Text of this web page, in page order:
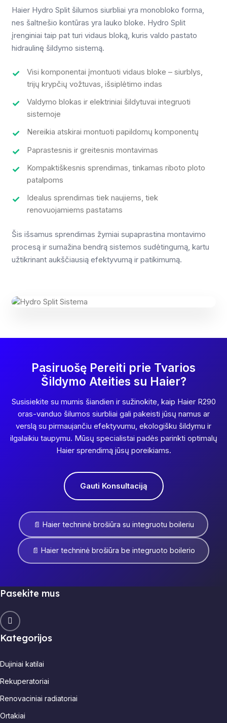
Haier Hydro Split šilumos siurbliai yra monobloko forma,
nes šaltnešio kontūras yra lauko bloke. Hydro Split
įrenginiai taip pat turi vidaus bloką, kuris valdo pastato
hidraulinę šildymo sistemą.
Visi komponentai įmontuoti vidaus bloke – siurblys,
trijų krypčių vožtuvas, išsiplėtimo indas
Valdymo blokas ir elektriniai šildytuvai integruoti
sistemoje
Nereikia atskirai montuoti papildomų komponentų
Paprastesnis ir greitesnis montavimas
Kompaktiškesnis sprendimas, tinkamas riboto ploto
patalpoms
Idealus sprendimas tiek naujiems, tiek
renovuojamiems pastatams
Šis išsamus sprendimas žymiai supaprastina montavimo
procesą ir sumažina bendrą sistemos sudėtingumą, kartu
užtikrinant aukščiausią efektyvumą ir patikimumą.
Pasiruošę Pereiti prie Tvarios
Šildymo Ateities su Haier?
Susisiekite su mumis šiandien ir sužinokite, kaip Haier R290
oras-vanduo šilumos siurbliai gali pakeisti jūsų namus ar
verslą su pirmaujančiu efektyvumu, ekologišku šildymu ir
ilgalaikiu taupymu. Mūsų specialistai padės parinkti optimalų
Haier sprendimą jūsų poreikiams.
Gauti Konsultaciją
📄 Haier techninė brošiūra su integruotu boileriu
📄 Haier techninė brošiūra be integruoto boilerio
Pasekite mus
Kategorijos
Dujiniai katilai
Rekuperatoriai
Renovaciniai radiatoriai
Ortakiai